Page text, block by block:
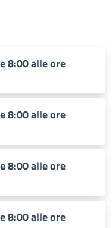
8:00 alle ore
8:00 alle ore
8:00 alle ore
8:00 alle ore